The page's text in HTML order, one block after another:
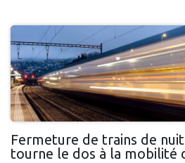
Fermeture de trains de
tourne le dos à la mobilité